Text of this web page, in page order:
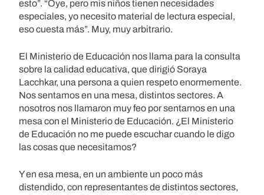
esto”. “Oye, pero mis niños tienen necesidades
especiales, yo necesito material de lectura especial,
eso cuesta más”. Muy, muy arbitrario.
El Ministerio de Educación nos llama para la consulta
sobre la calidad educativa, que dirigió Soraya
Lacchkar, una persona a quien respeto enormemente.
Nos sentamos en una mesa, distintos sectores. A
nosotros nos llamaron muy feo por sentarnos en una
mesa con el Ministerio de Educación. ¿El Ministerio
de Educación no me puede escuchar cuando le digo
las cosas que necesitamos?
Y en esa mesa, en un ambiente un poco más
distendido, con representantes de distintos sectores,